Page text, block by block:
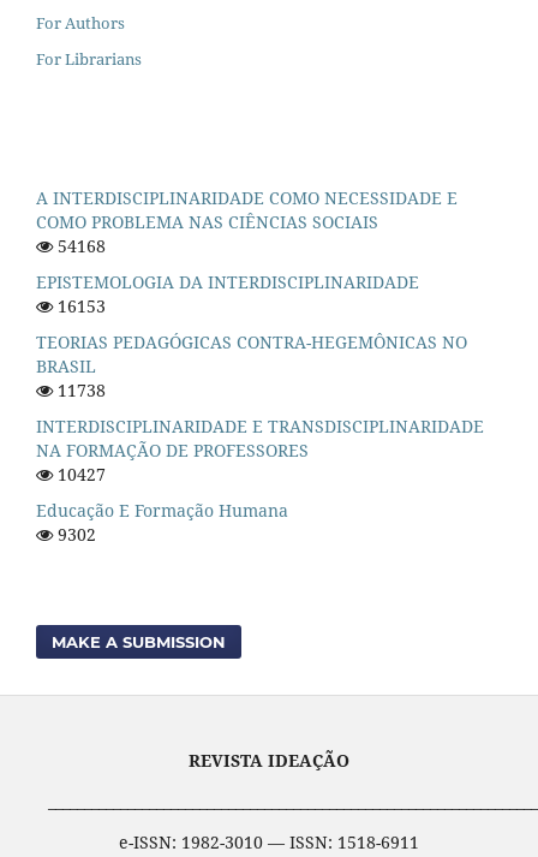
For Authors
For Librarians
A INTERDISCIPLINARIDADE COMO NECESSIDADE E
COMO PROBLEMA NAS CIÊNCIAS SOCIAIS
54168
EPISTEMOLOGIA DA INTERDISCIPLINARIDADE
16153
TEORIAS PEDAGÓGICAS CONTRA-HEGEMÔNICAS NO
BRASIL
11738
INTERDISCIPLINARIDADE E TRANSDISCIPLINARIDADE
NA FORMAÇÃO DE PROFESSORES
10427
Educação E Formação Humana
9302
MAKE A SUBMISSION
REVISTA IDEAÇÃO
e-ISSN: 1982-3010 — ISSN: 1518-6911